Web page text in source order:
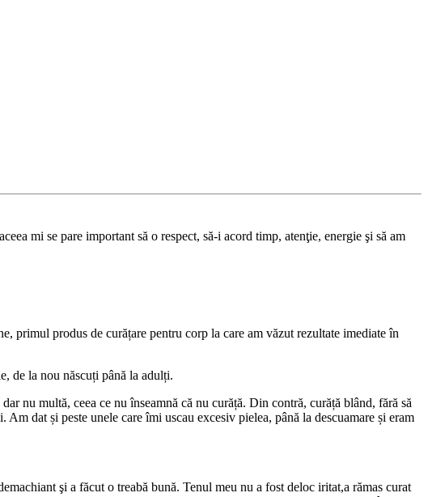
mi se pare important să o respect, să-i acord timp, atenţie, energie şi să am
primul produs de curățare pentru corp la care am văzut rezultate imediate în
de la nou născuți până la adulți.
nu multă, ceea ce nu înseamnă că nu curăță. Din contră, curăță blând, fără să
dat și peste unele care îmi uscau excesiv pielea, până la descuamare și eram
şi a făcut o treabă bună. Tenul meu nu a fost deloc iritat,a rămas curat